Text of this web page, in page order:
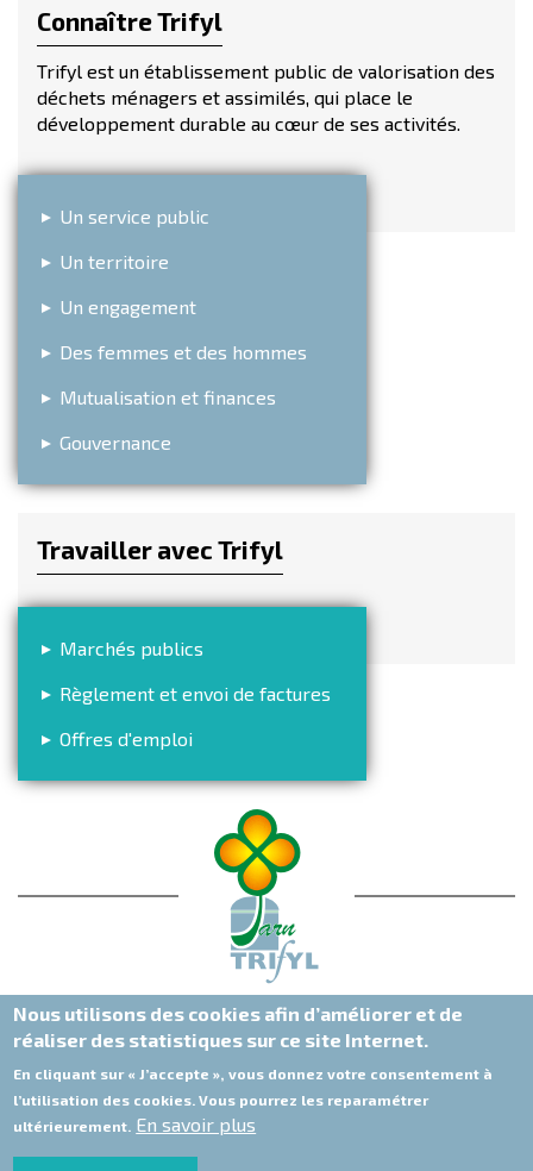
Connaître Trifyl
Trifyl est un établissement public de valorisation des
déchets ménagers et assimilés, qui place le
développement durable au cœur de ses activités.
Un service public
Un territoire
Un engagement
Des femmes et des hommes
Mutualisation et finances
Gouvernance
Travailler avec Trifyl
Marchés publics
Règlement et envoi de factures
Offres d'emploi
Trifyl - 3316 Route de Sieurac - 81 300 Labessière-Candeil
Nous utilisons des cookies afin d’améliorer et de
réaliser des statistiques sur ce site Internet.
En cliquant sur « J’accepte », vous donnez votre consentement à
l’utilisation des cookies. Vous pourrez les reparamétrer
ultérieurement. En savoir plus